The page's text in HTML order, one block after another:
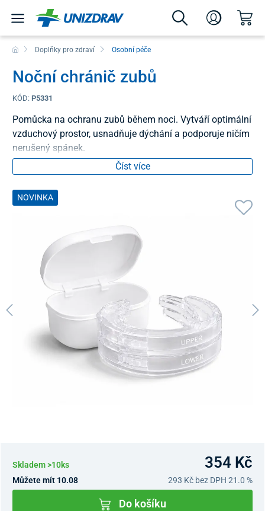
Doplňky pro zdraví Osobní péče
Noční chránič zubů
KÓD: P5331
Pomůcka na ochranu zubů během noci. Vytváří optimální
vzduchový prostor, usnadňuje dýchání a podporuje ničím
nerušený spánek.
Číst více
NOVINKA
Skladem >10ks 354 Kč
Můžete mít 10.08 293 Kč bez DPH 21.0 %
Do košíku